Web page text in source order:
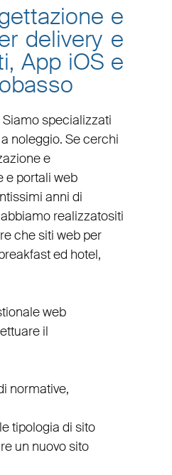
e
delivery e
App iOS e
Siamo specializzati
noleggio. Se cerchi
e
e portali web
anni di
realizzatositi
chesiti web per
ed hotel,
web
il
normative,
tipologia di sito
un nuovo sito